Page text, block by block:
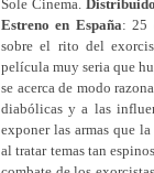
Sole Cinema.
Estreno en España: 25
sobre el rito del
película muy seria que
se acerca de modo
diabólicas y a las
exponer las armas que
al tratar temas tan